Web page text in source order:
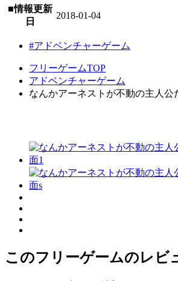
■情報更新
日
2018-01-04
#アドベンチャーゲーム
フリーゲームTOP
アドベンチャーゲーム
なんかアーネストが不動の主人公
このフリーゲームのレビ